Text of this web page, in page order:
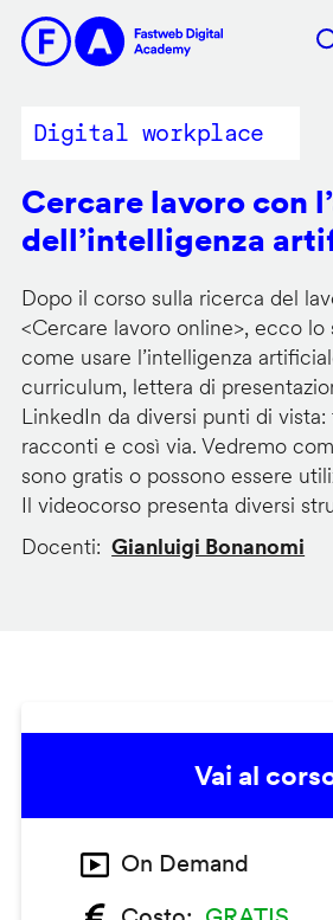
contenuto
Digital workplace
Cercare lavoro con
dell’intelligenza
Dopo il corso sulla ricerca del
<Cercare lavoro online>, ecco lo
come usare l’intelligenza
curriculum, lettera di
LinkedIn da diversi punti di
racconti e così via. Vedremo
sono gratis o possono essere
Il videocorso presenta diversi
Docenti
Gianluigi Bonanomi
Vai al
On Demand